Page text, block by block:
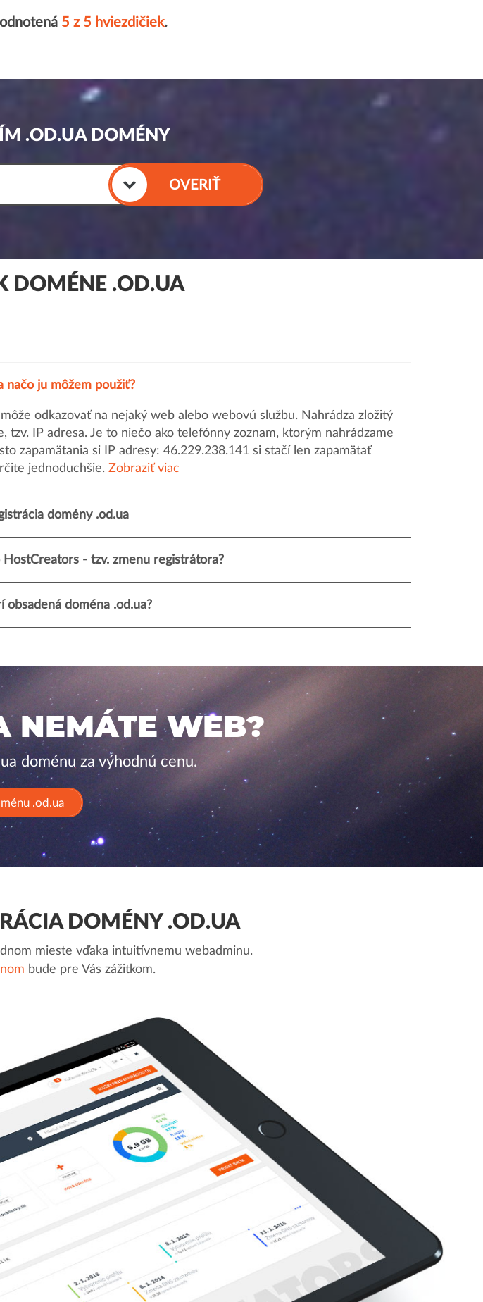
5 z 5 hviezdičiek.
.OD.UA DOMÉNY
OVERIŤ
DOMÉNE .OD.UA
načo ju môžem použiť?
odkazovať na nejaký web alebo webovú službu. Nahrádza zložitý
IP adresa. Je to niečo ako telefónny zoznam, ktorým nahrádzame
zapamätania si IP adresy: 46.229.238.141 si stačí len zapamätať
jednoduchšie. Zobraziť viac
domény .od.ua
- tzv. zmenu registrátora?
obsadená doména .od.ua?
NEMÁTE WEB?
doménu za výhodnú cenu.
.od.ua
DOMÉNY .OD.UA
mieste vďaka intuitívnemu webadminu.
bude pre Vás zážitkom.